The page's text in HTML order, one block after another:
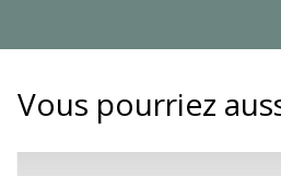
Vous pourriez